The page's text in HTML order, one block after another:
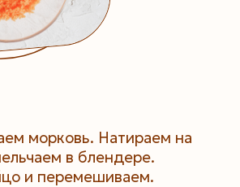
морковь. Натираем на
в блендере.
и перемешиваем.